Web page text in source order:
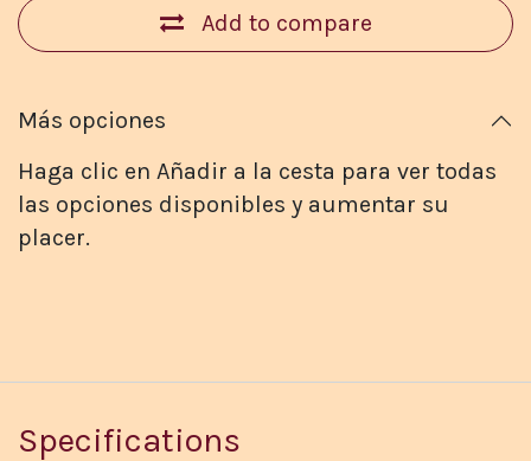
Add to compare
Más opciones
Haga clic en Añadir a la cesta para ver todas
las opciones disponibles y aumentar su
placer.
Specifications